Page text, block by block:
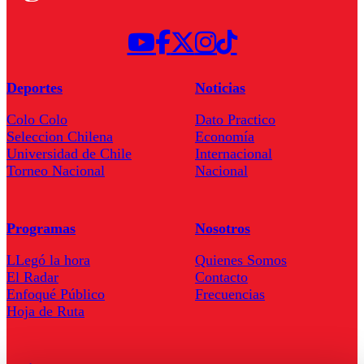
Deportes
Colo Colo
Seleccion Chilena
Universidad de Chile
Torneo Nacional
Noticias
Dato Practico
Economía
Internacional
Nacional
Programas
LLegó la hora
El Radar
Enfoqué Público
Hoja de Ruta
Nosotros
Quienes Somos
Contacto
Frecuencias